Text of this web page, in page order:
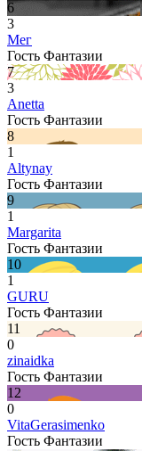
6
3
Мег
Гость Фантазии
7
3
Anetta
Гость Фантазии
8
1
Altynay
Гость Фантазии
9
1
Margarita
Гость Фантазии
10
1
GURU
Гость Фантазии
11
0
zinaidka
Гость Фантазии
12
0
VitaGerasimenko
Гость Фантазии